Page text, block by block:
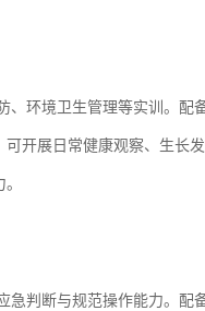
、环境卫生管理等实训。
开展日常健康观察、生长
急判断与规范操作能力。